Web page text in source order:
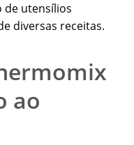
de utensílios
diversas receitas.
ao